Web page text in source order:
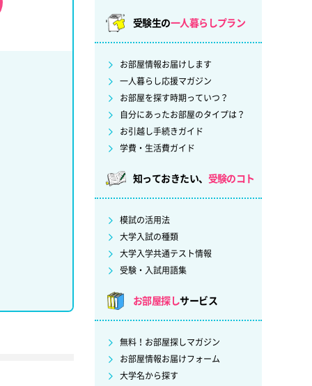
受験生の一人暮らしプラン
お部屋情報お届けします
一人暮らし応援マガジン
お部屋を探す時期っていつ？
自分にあったお部屋のタイプは？
お引越し手続きガイド
学費・生活費ガイド
知っておきたい、 受験のコト
模試の活用法
大学入試の種類
大学入学共通テスト情報
受験・入試用語集
お部屋探しサービス
無料！お部屋探しマガジン
お部屋情報お届けフォーム
大学名から探す